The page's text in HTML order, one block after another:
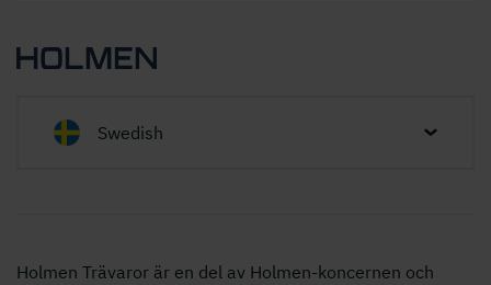
Swedish
Holmen Trävaror är en del av Holmen-koncernen och